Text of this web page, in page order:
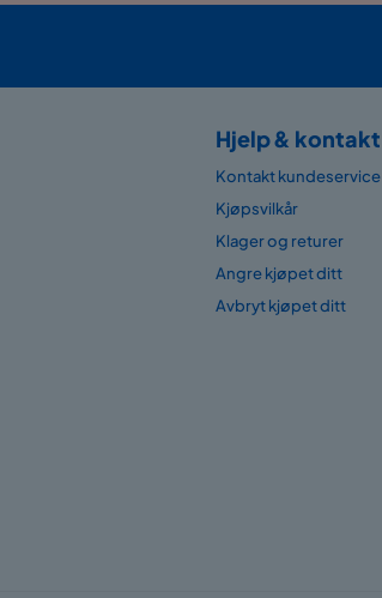
Hjelp & kontakt
Kontakt kundeservice
Kjøpsvilkår
Klager og returer
Angre kjøpet ditt
Avbryt kjøpet ditt